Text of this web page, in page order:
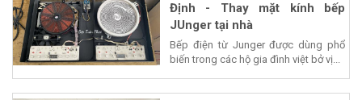
Định - Thay mặt kính bếp
JUnger tại nhà
Bếp điện từ Junger được dùng phổ
biến trong các hộ gia đình việt bở vị...